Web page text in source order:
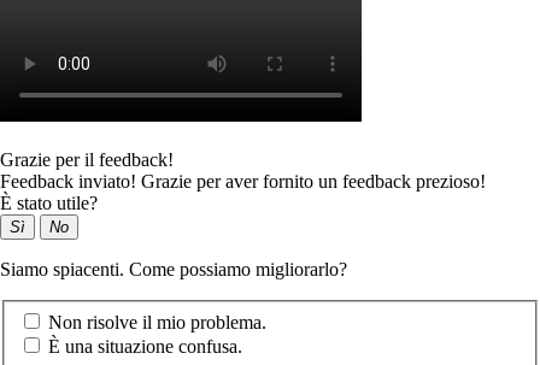
Grazie per il feedback!
Feedback inviato! Grazie per aver fornito un feedback prezioso!
È stato utile?
Sì No
Siamo spiacenti. Come possiamo migliorarlo?
Non risolve il mio problema.
È una situazione confusa.